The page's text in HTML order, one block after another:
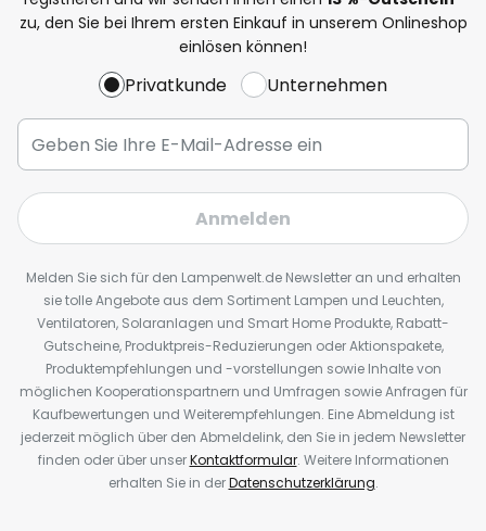
zu, den Sie bei Ihrem ersten Einkauf in unserem Onlineshop
einlösen können!
Privatkunde Unternehmen
Anmelden
Melden Sie sich für den Lampenwelt.de Newsletter an und erhalten
sie tolle Angebote aus dem Sortiment Lampen und Leuchten,
Ventilatoren, Solaranlagen und Smart Home Produkte, Rabatt-
Gutscheine, Produktpreis-Reduzierungen oder Aktionspakete,
Produktempfehlungen und -vorstellungen sowie Inhalte von
möglichen Kooperationspartnern und Umfragen sowie Anfragen für
Kaufbewertungen und Weiterempfehlungen. Eine Abmeldung ist
jederzeit möglich über den Abmeldelink, den Sie in jedem Newsletter
finden oder über unserKontaktformular. Weitere Informationen
erhalten Sie in derDatenschutzerklärung.